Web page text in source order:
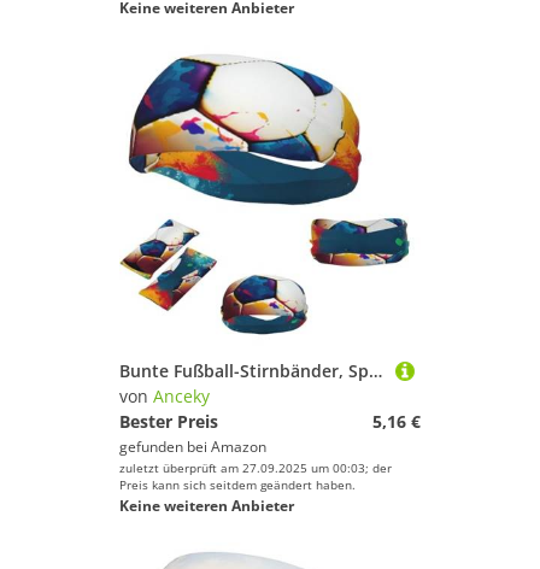
Keine weiteren Anbieter
Bunte Fußball-Stirnbänder, Sport-Schweißbänder für Männer und Frauen, Haarband, feuchtigkeitsableitende elastische Schweißbänder
von Anceky
Bester Preis
5,16 €
gefunden bei Amazon
zuletzt überprüft am 27.09.2025 um 00:03; der
Preis kann sich seitdem geändert haben.
Keine weiteren Anbieter